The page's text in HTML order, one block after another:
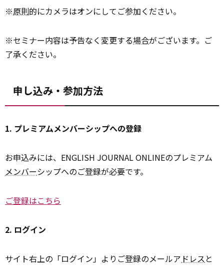
※原則的にカメラはオンにしてご参加ください。
※セミナー内容は予告なく変更する場合がございます。ご
了承ください。
申し込み・参加方法
1. プレミアムメンバーシップへの登録
お申込みには、ENGLISH JOURNAL ONLINEのプレミアム
メンバーシップへのご登録が必要です。
ご登録はこちら
2. ログイン
サイト右上の「ログイン」よりご登録のメールア ドレスと